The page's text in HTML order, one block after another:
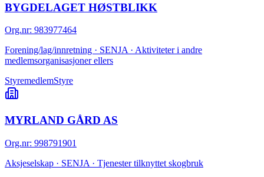
BYGDELAGET HØSTBLIKK
Org.nr: 983977464
Forening/lag/innretning · SENJA · Aktiviteter i andre
medlemsorganisasjoner ellers
StyremedlemStyre
MYRLAND GÅRD AS
Org.nr: 998791901
Aksjeselskap · SENJA · Tjenester tilknyttet skogbruk